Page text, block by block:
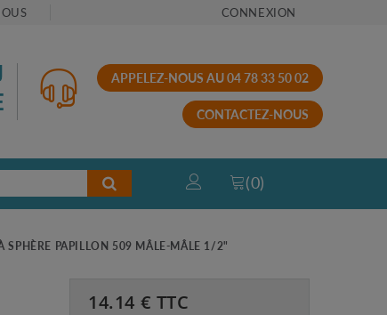
CONNEXION
APPELEZ-NOUS AU 04 78 33 50 02
CONTACTEZ-NOUS
(0)
SPHÈRE PAPILLON 509 MÂLE-MÂLE 1/2"
14.14 € TTC